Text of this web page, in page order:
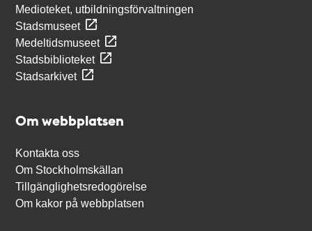
Medioteket, utbildningsförvaltningen
Stadsmuseet
Medeltidsmuseet
Stadsbiblioteket
Stadsarkivet
Om webbplatsen
Kontakta oss
Om Stockholmskällan
Tillgänglighetsredogörelse
Om kakor på webbplatsen